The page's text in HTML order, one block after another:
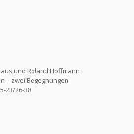
und Roland Hoffmann
– zwei Begegnungen
23/26-38